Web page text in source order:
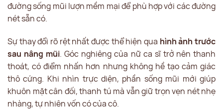
đường sống mũi lượn mềm mại để phù hợp với các đường
nét sẵn có.
Sự thay đổi rõ rệt nhất được thể hiện qua hình ảnh trước
sau nâng mũi. Góc nghiêng của nữ ca sĩ trở nên thanh
thoát, có điểm nhấn hơn nhưng không hề tạo cảm giác
thô cứng. Khi nhìn trực diện, phần sống mũi mới giúp
khuôn mặt cân đối, thanh tú mà vẫn giữ trọn vẹn nét nhẹ
nhàng, tự nhiên vốn có của cô.